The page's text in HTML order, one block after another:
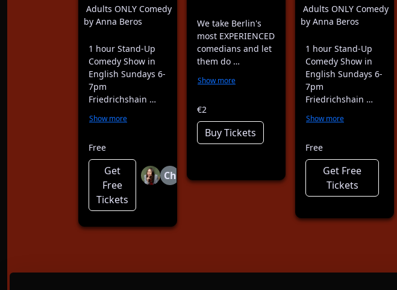
Adults ONLY Comedy
by Anna Beros
1 hour Stand-Up
Comedy Show in
English Sundays 6-
7pm
Friedrichshain …
Show more
Free
Get
Free
Tickets
Ch
We take Berlin's
most EXPERIENCED
comedians and let
them do …
Show more
€2
Buy Tickets
Adults ONLY Comedy
by Anna Beros
1 hour Stand-Up
Comedy Show in
English Sundays 6-
7pm
Friedrichshain …
Show more
Free
Get Free
Tickets